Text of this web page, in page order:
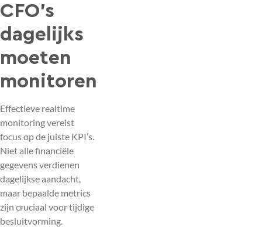
CFO’s
dagelijks
moeten
monitoren
Effectieve realtime
monitoring vereist
focus op de juiste KPI’s.
Niet alle financiële
gegevens verdienen
dagelijkse aandacht,
maar bepaalde metrics
zijn cruciaal voor tijdige
besluitvorming.